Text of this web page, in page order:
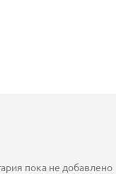
пока не добавлено